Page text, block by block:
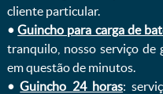
cliente particular.
•Guincho para carga de
tranquilo, nosso serviço de
em questão de minutos.
•Guincho 24 horas: